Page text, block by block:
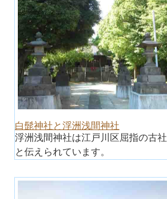
白髭神社と浮洲浅間神社
浮洲浅間神社は江戸川区屈指の古社
と伝えられています。